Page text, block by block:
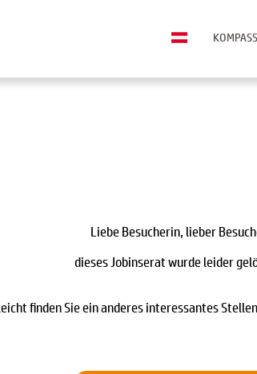
KOMPASS
Liebe Besucherin, lieber
dieses Jobinserat wurde leider
finden Sie ein anderes interessantes